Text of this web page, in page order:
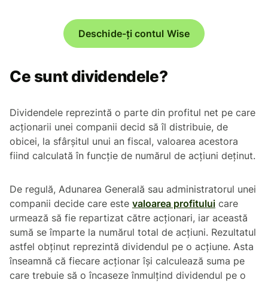
Deschide-ți contul Wise
Ce sunt dividendele?
Dividendele reprezintă o parte din profitul net pe care
acționarii unei companii decid să îl distribuie, de
obicei, la sfârșitul unui an fiscal, valoarea acestora
fiind calculată în funcție de numărul de acțiuni deținut.
De regulă, Adunarea Generală sau administratorul unei
companii decide care este valoarea profitului care
urmează să fie repartizat către acționari, iar această
sumă se împarte la numărul total de acțiuni. Rezultatul
astfel obținut reprezintă dividendul pe o acțiune. Asta
înseamnă că fiecare acționar își calculează suma pe
care trebuie să o încaseze înmulțind dividendul pe o